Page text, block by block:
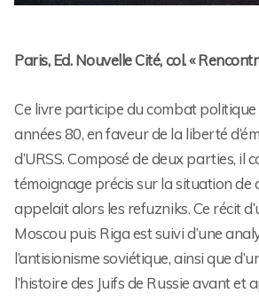
Paris, Ed. Nouvelle Cité, col. «
Ce livre participe du combat politique
années 80, en faveur de la liberté
d’URSS. Composé de deux parties, il
témoignage précis sur la situation de
appelait alors les refuzniks. Ce récit
Moscou puis Riga est suivi d’une
l’antisionisme soviétique, ainsi que
l’histoire des Juifs de Russie avant et